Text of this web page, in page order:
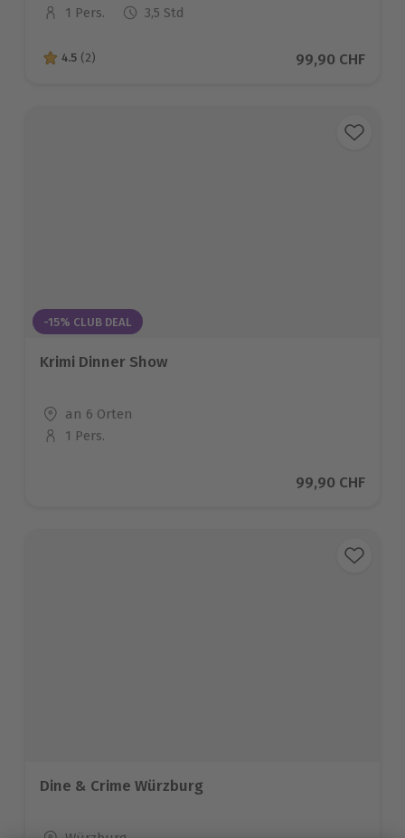
Anzahl der Teilnehmer
1 Pers. 3,5 Std
4.5 von 5 Sternen basierend auf 2 Bewertungen
4.5 (2) Aktueller Preis
99,90 CHF
-15% CLUB DEAL
Krimi Dinner Show
Standort
an 6 Orten
Anzahl der Teilnehmer
1 Pers.
Aktueller Preis
99,90 CHF
Dine & Crime Würzburg